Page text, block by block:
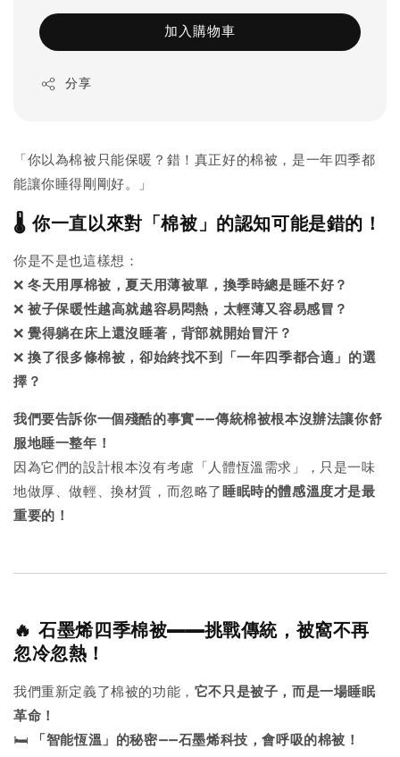
加入購物車
分享
「你以為棉被只能保暖？錯！真正好的棉被，是一年四季都
能讓你睡得剛剛好。」
🌡️ 你一直以來對「棉被」的認知可能是錯的！
你是不是也這樣想：
❌冬天用厚棉被，夏天用薄被單，換季時總是睡不好？
❌被子保暖性越高就越容易悶熱，太輕薄又容易感冒？
❌覺得躺在床上還沒睡著，背部就開始冒汗？
❌換了很多條棉被，卻始終找不到「一年四季都合適」的選
擇？
我們要告訴你一個殘酷的事實——傳統棉被根本沒辦法讓你舒
服地睡一整年！
因為它們的設計根本沒有考慮「人體恆溫需求」，只是一味
地做厚、做輕、換材質，而忽略了 睡眠時的體感溫度才是最
重要的！
🔥 石墨烯四季棉被——挑戰傳統，被窩不再
忽冷忽熱！
我們重新定義了棉被的功能， 它不只是被子，而是一場睡眠
革命！
🛏️
「智能恆溫」的秘密——石墨烯科技，會呼吸的棉被！